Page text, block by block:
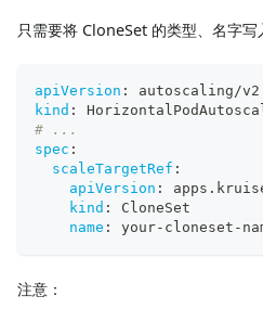
只需要将 CloneSet 的类型、名字写
apiVersion :
autoscaling/v2
kind :
# ...
spec :
scaleTargetRef :
apiVersion :
kind :
CloneSet
name : your- cloneset -
注意：